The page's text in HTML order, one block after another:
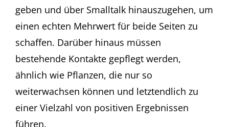
geben und über Smalltalk hinauszugehen, um
einen echten Mehrwert für beide Seiten zu
schaffen. Darüber hinaus müssen
bestehende Kontakte gepflegt werden,
ähnlich wie Pflanzen, die nur so
weiterwachsen können und letztendlich zu
einer Vielzahl von positiven Ergebnissen
führen.